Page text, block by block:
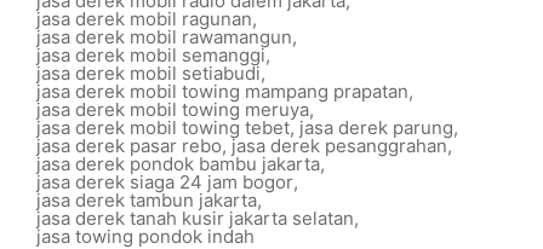
jasa derek mobil ragunan,
jasa derek mobil rawamangun,
jasa derek mobil semanggi,
jasa derek mobil setiabudi,
jasa derek mobil towing mampang prapatan,
jasa derek mobil towing meruya,
jasa derek mobil towing tebet, jasa derek parung,
jasa derek pasar rebo, jasa derek pesanggrahan,
jasa derek pondok bambu jakarta,
jasa derek siaga 24 jam bogor,
jasa derek tambun jakarta,
jasa derek tanah kusir jakarta selatan,
jasa towing pondok indah